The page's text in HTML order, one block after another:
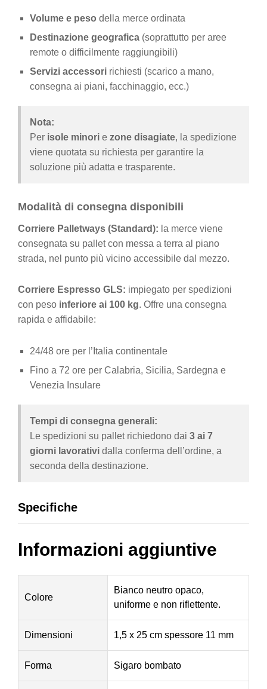
Volume e peso della merce ordinata
Destinazione geografica (soprattutto per aree
remote o difficilmente raggiungibili)
Servizi accessori richiesti (scarico a mano,
consegna ai piani, facchinaggio, ecc.)
Nota:
Per isole minori e zone disagiate, la spedizione
viene quotata su richiesta per garantire la
soluzione più adatta e trasparente.
Modalità di consegna disponibili
Corriere Palletways (Standard): la merce viene
consegnata su pallet con messa a terra al piano
strada, nel punto più vicino accessibile dal mezzo.
Corriere Espresso GLS: impiegato per spedizioni
con peso inferiore ai 100 kg. Offre una consegna
rapida e affidabile:
24/48 ore per l’Italia continentale
Fino a 72 ore per Calabria, Sicilia, Sardegna e
Venezia Insulare
Tempi di consegna generali:
Le spedizioni su pallet richiedono dai 3 ai 7
giorni lavorativi dalla conferma dell’ordine, a
seconda della destinazione.
Specifiche
Informazioni aggiuntive
Colore
Bianco neutro opaco,
uniforme e non riflettente.
Dimensioni 1,5 x 25 cm spessore 11 mm
Forma Sigaro bombato